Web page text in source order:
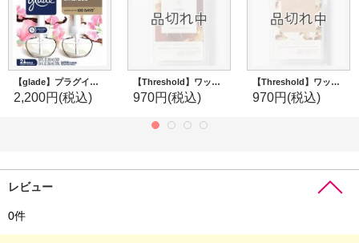
【glade】プラグインオイルリフィル(2個入)：シアーバニラエンブレース
2,200円(税込)
【Threshold】ワックスメルト6ct(2.5oz)：バニラバーボン
970円(税込)
【Threshold】ワックスメルト6ct(2.5oz)：クッキーエクスチェンジ
970円(税込)
レビュー
0件